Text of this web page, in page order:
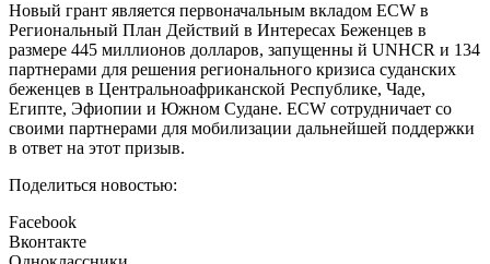
Новый грант является первоначальным вкладом ECW в
Региональный План Действий в Интересах Беженцев в
размере 445 миллионов долларов, запущенны й UNHCR и 134
партнерами для решения регионального кризиса суданских
беженцев в Центральноафриканской Республике, Чаде,
Египте, Эфиопии и Южном Судане. ECW сотрудничает со
своими партнерами для мобилизации дальнейшей поддержки
в ответ на этот призыв.
Поделиться новостью:
Facebook
Вконтакте